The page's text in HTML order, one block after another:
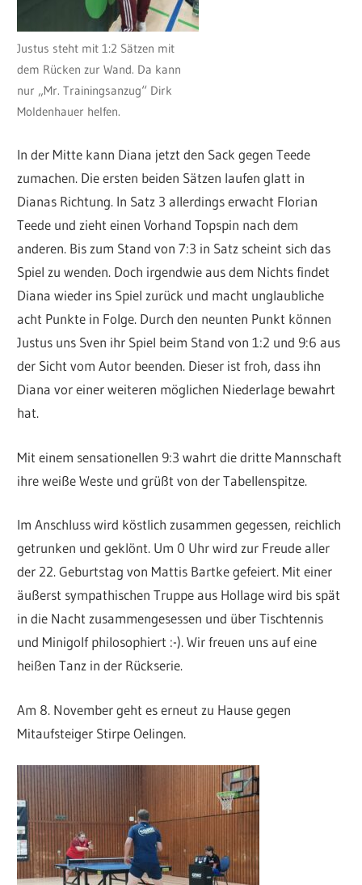
Justus steht mit 1:2 Sätzen mit
dem Rücken zur Wand. Da kann
nur „Mr. Trainingsanzug“ Dirk
Moldenhauer helfen.
In der Mitte kann Diana jetzt den Sack gegen Teede
zumachen. Die ersten beiden Sätzen laufen glatt in
Dianas Richtung. In Satz 3 allerdings erwacht Florian
Teede und zieht einen Vorhand Topspin nach dem
anderen. Bis zum Stand von 7:3 in Satz scheint sich das
Spiel zu wenden. Doch irgendwie aus dem Nichts findet
Diana wieder ins Spiel zurück und macht unglaubliche
acht Punkte in Folge. Durch den neunten Punkt können
Justus uns Sven ihr Spiel beim Stand von 1:2 und 9:6 aus
der Sicht vom Autor beenden. Dieser ist froh, dass ihn
Diana vor einer weiteren möglichen Niederlage bewahrt
hat.
Mit einem sensationellen 9:3 wahrt die dritte Mannschaft
ihre weiße Weste und grüßt von der Tabellenspitze.
Im Anschluss wird köstlich zusammen gegessen, reichlich
getrunken und geklönt. Um 0 Uhr wird zur Freude aller
der 22. Geburtstag von Mattis Bartke gefeiert. Mit einer
äußerst sympathischen Truppe aus Hollage wird bis spät
in die Nacht zusammengesessen und über Tischtennis
und Minigolf philosophiert :-). Wir freuen uns auf eine
heißen Tanz in der Rückserie.
Am 8. November geht es erneut zu Hause gegen
Mitaufsteiger Stirpe Oelingen.